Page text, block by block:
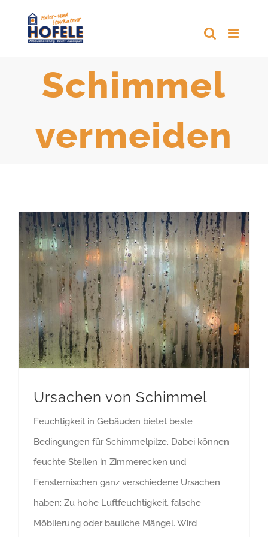
Schimmel
vermeiden
Ursachen von Schimmel
Feuchtigkeit in Gebäuden bietet beste
Bedingungen für Schimmelpilze. Dabei können
feuchte Stellen in Zimmerecken und
Fensternischen ganz verschiedene Ursachen
haben: Zu hohe Luftfeuchtigkeit, falsche
Möblierung oder bauliche Mängel. Wird